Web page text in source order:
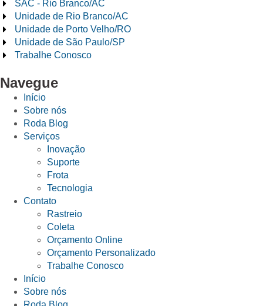
SAC - Rio Branco/AC
Unidade de Rio Branco/AC
Unidade de Porto Velho/RO
Unidade de São Paulo/SP
Trabalhe Conosco
Navegue
Início
Sobre nós
Roda Blog
Serviços
Inovação
Suporte
Frota
Tecnologia
Contato
Rastreio
Coleta
Orçamento Online
Orçamento Personalizado
Trabalhe Conosco
Início
Sobre nós